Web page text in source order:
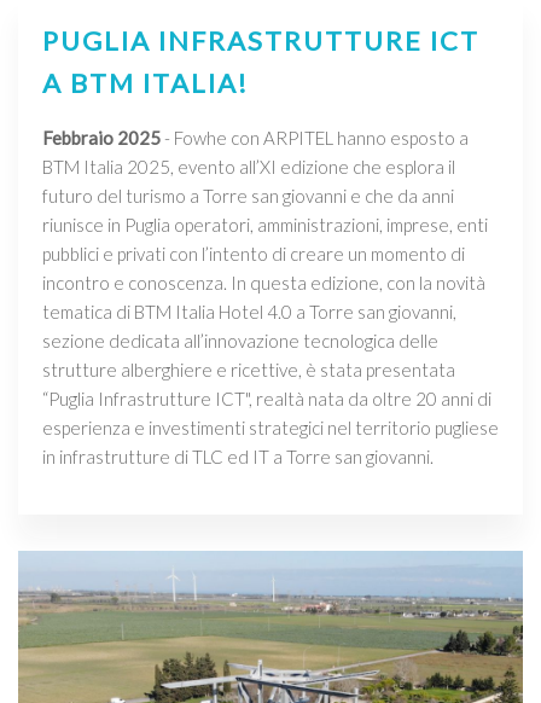
PUGLIA INFRASTRUTTURE ICT
A BTM ITALIA!
Febbraio 2025- Fowhe con ARPITEL hanno esposto a
BTM Italia 2025, evento all’XI edizione che esplora il
futuro del turismo a Torre san giovanni e che da anni
riunisce in Puglia operatori, amministrazioni, imprese, enti
pubblici e privati con l’intento di creare un momento di
incontro e conoscenza. In questa edizione, con la novità
tematica di BTM Italia Hotel 4.0 a Torre san giovanni,
sezione dedicata all’innovazione tecnologica delle
strutture alberghiere e ricettive, è stata presentata
“Puglia Infrastrutture ICT", realtà nata da oltre 20 anni di
esperienza e investimenti strategici nel territorio pugliese
in infrastrutture di TLC ed IT a Torre san giovanni.